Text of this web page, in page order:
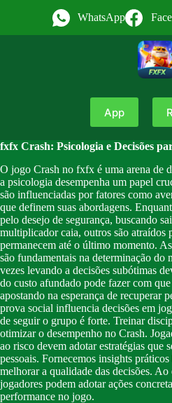
l
c
o
t
e
ú
d
o
WhatsApp
App
fxfx Crash: Psicologia e Decisões
O jogo Crash no fxfx é uma arena de
a psicologia desempenha um papel
são influenciadas por fatores como
que definem suas abordagens.
pelo desejo de segurança, buscando
multiplicador caia, outros são atraídos
permanecem até o último momento.
são fundamentais na determinação do
vezes levando a decisões subótimas
do custo afundado pode fazer com
apostando na esperança de recuperar
prova social influencia decisões em
de seguir o grupo é forte. Treinar
otimizar o desempenho no Crash.
ao risco devem adotar estratégias que
pessoais. Fornecemos insights
melhorar a qualidade das decisões.
jogadores podem adotar ações
performance no jogo.